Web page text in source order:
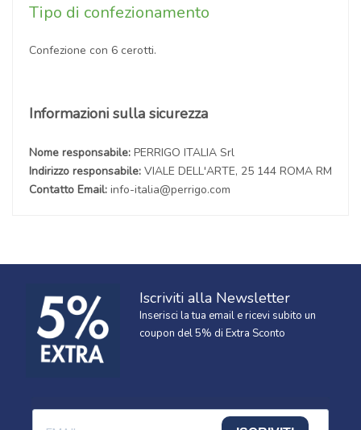
Tipo di confezionamento
Confezione con 6 cerotti.
Informazioni sulla sicurezza
Nome responsabile: PERRIGO ITALIA Srl
Indirizzo responsabile: VIALE DELL'ARTE, 25 144 ROMA RM
Contatto Email: info-italia@perrigo.com
Iscriviti alla Newsletter
Inserisci la tua email e ricevi subito un
coupon del 5% di Extra Sconto